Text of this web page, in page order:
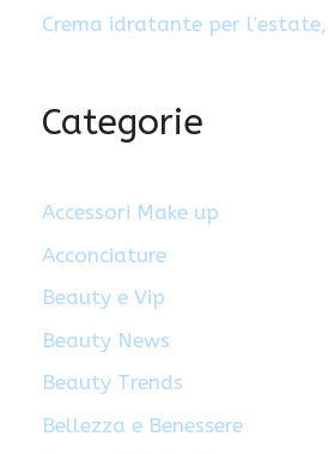
Crema idratante per
Categorie
Accessori Make up
Acconciature
Beauty e Vip
Beauty News
Beauty Trends
Bellezza e Benessere